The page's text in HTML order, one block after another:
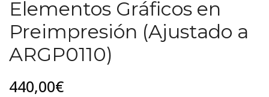
Elementos Gráficos en
Preimpresión (Ajustado a
ARGP0110)
440,00€